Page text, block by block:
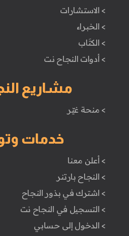
> الاستشارات
> الخبراء
> الكتَاب
> أدوات النجاح نت
مشاريع
> منحة غيّر
خدمات
> أعلن معنا
> النجاح بارتنر
> اشترك في بذور النجاح
> التسجيل في النجاح نت
> الدخول إلى حسابي